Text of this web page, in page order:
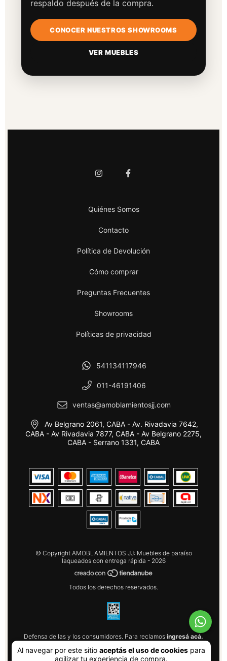
Al navegar por este sitioaceptás el uso de cookies para
agilizar tu experiencia de compra.
respaldo después de la compra.
CONOCER NUESTROS SHOWROOMS
VER MUEBLES
Quiénes Somos
Contacto
Política de Devolución
Cómo comprar
Preguntas Frecuentes
Showrooms
Políticas de privacidad
541134117946
011-46191406
ventas@amoblamientosjj.com
Av Belgrano 2061, CABA - Av. Rivadavia 7642,
CABA - Av Rivadavia 7877, CABA - Av Belgrano 2275,
CABA - Serrano 1331, CABA
© Copyright AMOBLAMIENTOS JJ: Muebles de paraíso
laqueados con entrega rápida - 2026
Todos los derechos reservados.
Defensa de las y los consumidores. Para reclamos ingresá acá.
Botón de arrepentimiento